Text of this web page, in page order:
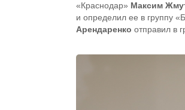
«Краснодар» Максим
и определил ее в группу
Арендаренко отправил в